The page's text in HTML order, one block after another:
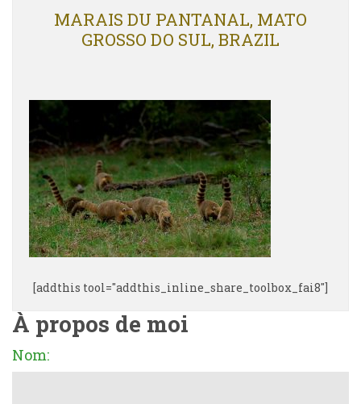
MARAIS DU PANTANAL, MATO
GROSSO DO SUL, BRAZIL
[addthis tool="addthis_inline_share_toolbox_fai8"]
À propos de moi
Nom: